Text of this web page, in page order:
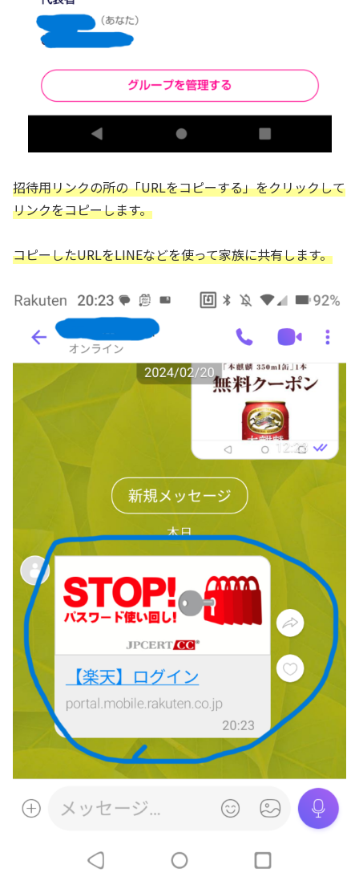
招待用リンクの所の「URLをコピーする」をクリックして
リンクをコピーします。
コピーしたURLをLINEなどを使って家族に共有します。